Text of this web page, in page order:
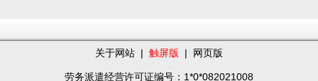
关于网站 | 触屏版 | 网页版
劳务派遣经营许可证编号：1*0*082021008